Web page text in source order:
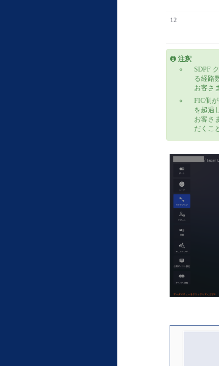
12
注釈
SDPF
る経路
お客さ
FIC側
を超過
お客さ
だくこ